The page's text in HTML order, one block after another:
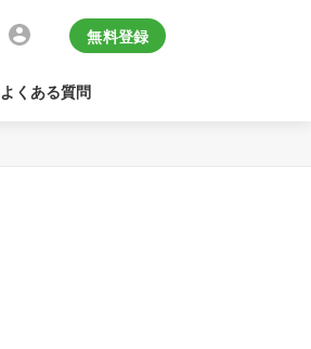
無料登録
よくある質問